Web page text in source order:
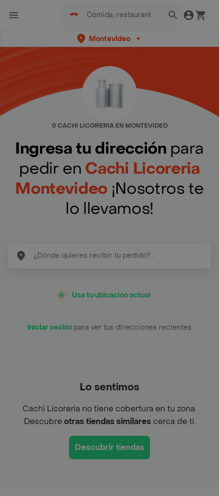
Montevideo
0 CACHI LICORERIA EN MONTEVIDEO
Ingresa tu dirección para
pedir en Cachi Licoreria
Montevideo ¡Nosotros te
lo llevamos!
Usa tu ubicación actual
Iniciar sesión para ver tus direcciones recientes
Lo sentimos
Cachi Licoreria no tiene cobertura en tu zona.
Descubreotras tiendas similarescerca de ti.
Descubrir tiendas